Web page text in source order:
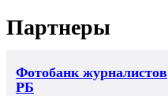
Партнеры
Фотобанк журналистов
РБ